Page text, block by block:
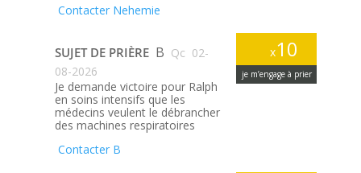
Contacter Nehemie
x10
je m’engage à prier
SUJET DE PRIÈRE B Qc 02-
08-2026
Je demande victoire pour Ralph
en soins intensifs que les
médecins veulent le débrancher
des machines respiratoires
Contacter B